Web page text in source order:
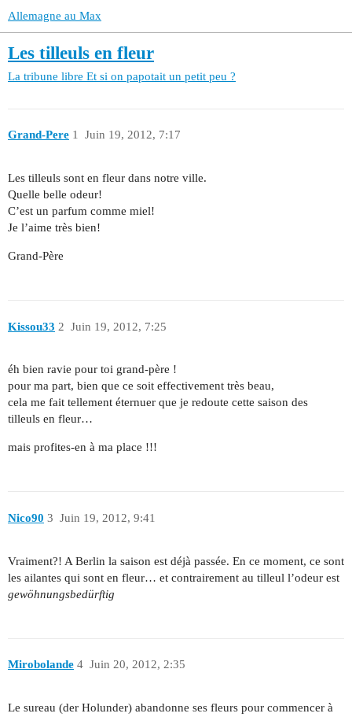
Allemagne au Max
Les tilleuls en fleur
La tribune libre Et si on papotait un petit peu ?
Grand-Pere Juin 19, 2012, 7:17
1
Les tilleuls sont en fleur dans notre ville.
Quelle belle odeur!
C’est un parfum comme miel!
Je l’aime très bien!
Grand-Père
Kissou33 Juin 19, 2012, 7:25
2
éh bien ravie pour toi grand-père !
pour ma part, bien que ce soit effectivement très beau,
cela me fait tellement éternuer que je redoute cette saison des
tilleuls en fleur…
mais profites-en à ma place !!!
Nico90 Juin 19, 2012, 9:41
3
Vraiment?! A Berlin la saison est déjà passée. En ce moment, ce sont
les ailantes qui sont en fleur… et contrairement au tilleul l’odeur est
gewöhnungsbedürftig
Mirobolande Juin 20, 2012, 2:35
4
Le sureau (der Holunder) abandonne ses fleurs pour commencer à